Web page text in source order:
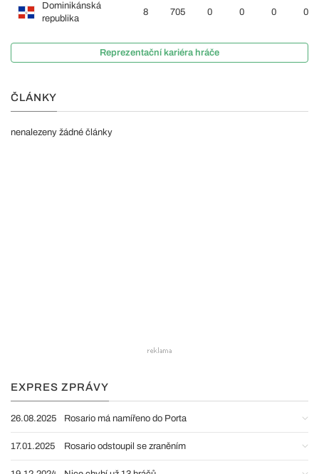
Dominikánská
republika
8 705 0 0 0 0
Reprezentační kariéra hráče
ČLÁNKY
nenalezeny žádné články
EXPRES ZPRÁVY
26.08.2025 Rosario má namířeno do Porta
17.01.2025 Rosario odstoupil se zraněním